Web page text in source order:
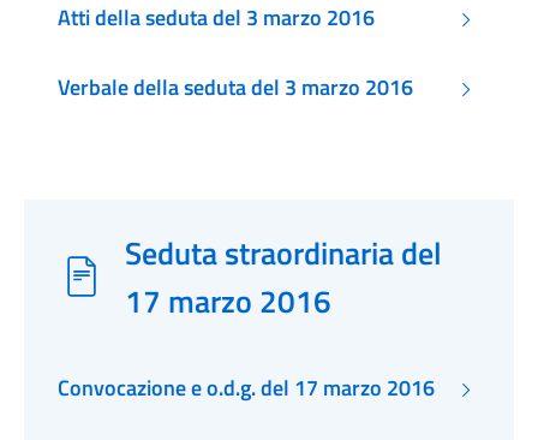
Atti della seduta del 3 marzo 2016
Verbale della seduta del 3 marzo 2016
Seduta straordinaria del
17 marzo 2016
Convocazione e o.d.g. del 17 marzo 2016